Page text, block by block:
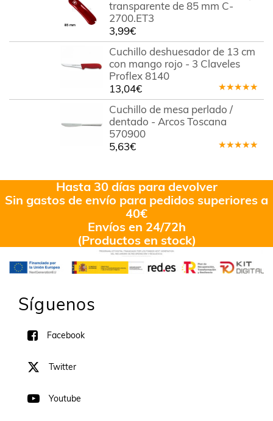
transparente de 85 mm C-
2700.ET3
3,99€
Cuchillo deshuesador de 13 cm
con mango rojo - 3 Claveles
Proflex 8140
Valorado
en 5.00
5
13,04€
Cuchillo de mesa perlado /
dentado - Arcos Toscana
570900
5,63€
Hasta 30 días para devolver
Sin gastos de envío para pedidos superiores a
40€
Envíos en 24/72h
(Productos en stock)
Síguenos
Facebook
Twitter
Youtube